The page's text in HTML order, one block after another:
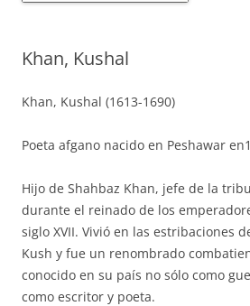
Khan, Kushal
Khan, Kushal (1613-1690)
Poeta afgano nacido en Peshawar
Hijo de Shahbaz Khan, jefe de la
durante el reinado de los
siglo XVII. Vivió en las estribaciones
Kush y fue un renombrado
conocido en su país no sólo como
como escritor y poeta.